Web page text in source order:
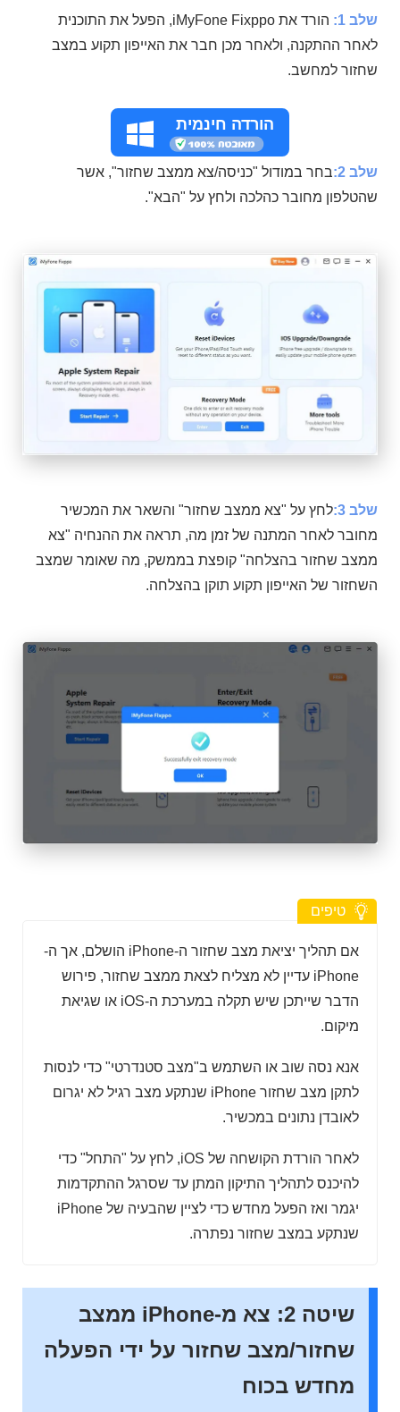
שלב 1:
הורד את iMyFone Fixppo, הפעל את התוכנית
לאחר ההתקנה, ולאחר מכן חבר את האייפון תקוע במצב
שחזור למחשב.
הורדה חינמית
שלב 2:
בחר במודול "כניסה/צא ממצב שחזור", אשר
שהטלפון מחובר כהלכה ולחץ על "הבא".
שלב 3:
לחץ על "צא ממצב שחזור" והשאר את המכשיר
מחובר לאחר המתנה של זמן מה, תראה את ההנחיה "צא
ממצב שחזור בהצלחה" קופצת בממשק, מה שאומר שמצב
השחזור של האייפון תקוע תוקן בהצלחה.
טיפים
אם תהליך יציאת מצב שחזור ה-iPhone הושלם, אך ה-
iPhone עדיין לא מצליח לצאת ממצב שחזור, פירוש
הדבר שייתכן שיש תקלה במערכת ה-iOS או שגיאת
מיקום.
אנא נסה שוב או השתמש ב"מצב סטנדרטי" כדי לנסות
לתקן מצב שחזור iPhone שנתקע מצב רגיל לא יגרום
לאובדן נתונים במכשיר.
לאחר הורדת הקושחה של iOS, לחץ על "התחל" כדי
להיכנס לתהליך התיקון המתן עד שסרגל ההתקדמות
יגמר ואז הפעל מחדש כדי לציין שהבעיה של iPhone
שנתקע במצב שחזור נפתרה.
שיטה 2: צא מ-iPhone ממצב
שחזור/מצב שחזור על ידי הפעלה
מחדש בכוח